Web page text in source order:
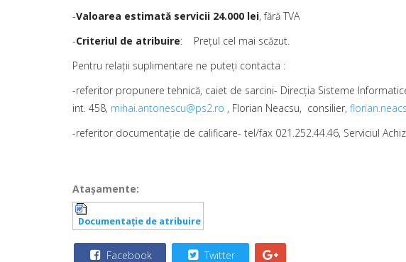
-Valoarea estimată servicii 24.000 lei, fără TVA
-Criteriul de atribuire: Preţul cel mai scăzut.
Pentru relaţii suplimentare ne puteţi contacta :
-referitor propunere tehnică, caiet de sarcini- Direcţia Sisteme
int. 458, mihai.antonescu@ps2.ro , Florian Neacsu, consilier,
-referitor documentaţie de calificare- tel/fax 021.252.44.46, Serviciul
Ataşamente:
Documentaţie de atribuire
Facebook Twitter